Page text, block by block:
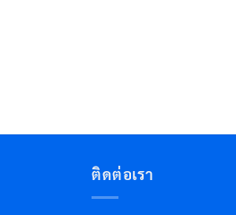
ติดต่อเรา